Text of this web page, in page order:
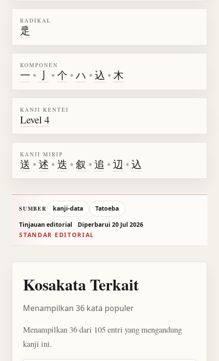
RADIKAL
辵
KOMPONEN
一 • 亅 •个 •ハ •込 •木
KANJI KENTEI
Level 4
KANJI MIRIP
送 •述 •迭 •叙 •追 •辺 •込
SUMBER kanji-data
Tatoeba
Tinjauan editorial
Diperbarui 20 Jul 2026
STANDAR EDITORIAL
Kosakata Terkait
Menampilkan 36 kata populer
Menampilkan 36 dari 105 entri yang mengandung
kanji ini.